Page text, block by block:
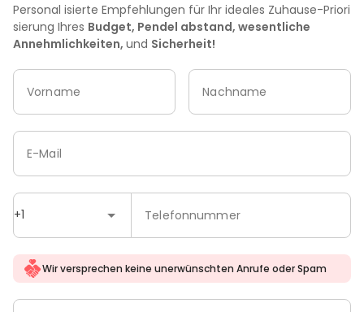
Personal isierte Empfehlungen für Ihr ideales Zuhause-Priori
sierung Ihres Budget, Pendel abstand, wesentliche
Annehmlichkeiten, und Sicherheit!
Vorname Nachname
+1 Telefonnummer
E-Mail
Wir versprechen keine unerwünschten Anrufe oder Spam